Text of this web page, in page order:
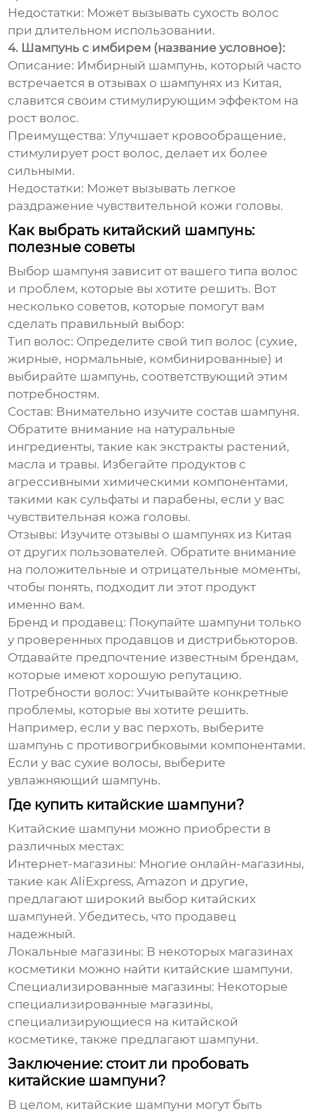
Недостатки: Может вызывать сухость волос
при длительном использовании.
4. Шампунь с имбирем (название условное):
Описание: Имбирный шампунь, который часто
встречается в отзывах о шампунях из Китая,
славится своим стимулирующим эффектом на
рост волос.
Преимущества: Улучшает кровообращение,
стимулирует рост волос, делает их более
сильными.
Недостатки: Может вызывать легкое
раздражение чувствительной кожи головы.
Как выбрать китайский шампунь:
полезные советы
Выбор шампуня зависит от вашего типа волос
и проблем, которые вы хотите решить. Вот
несколько советов, которые помогут вам
сделать правильный выбор:
Тип волос: Определите свой тип волос (сухие,
жирные, нормальные, комбинированные) и
выбирайте шампунь, соответствующий этим
потребностям.
Состав: Внимательно изучите состав шампуня.
Обратите внимание на натуральные
ингредиенты, такие как экстракты растений,
масла и травы. Избегайте продуктов с
агрессивными химическими компонентами,
такими как сульфаты и парабены, если у вас
чувствительная кожа головы.
Отзывы: Изучите отзывы о шампунях из Китая
от других пользователей. Обратите внимание
на положительные и отрицательные моменты,
чтобы понять, подходит ли этот продукт
именно вам.
Бренд и продавец: Покупайте шампуни только
у проверенных продавцов и дистрибьюторов.
Отдавайте предпочтение известным брендам,
которые имеют хорошую репутацию.
Потребности волос: Учитывайте конкретные
проблемы, которые вы хотите решить.
Например, если у вас перхоть, выберите
шампунь с противогрибковыми компонентами.
Если у вас сухие волосы, выберите
увлажняющий шампунь.
Где купить китайские шампуни?
Китайские шампуни можно приобрести в
различных местах:
Интернет-магазины: Многие онлайн-магазины,
такие как AliExpress, Amazon и другие,
предлагают широкий выбор китайских
шампуней. Убедитесь, что продавец
надежный.
Локальные магазины: В некоторых магазинах
косметики можно найти китайские шампуни.
Специализированные магазины: Некоторые
специализированные магазины,
специализирующиеся на китайской
косметике, также предлагают шампуни.
Заключение: стоит ли пробовать
китайские шампуни?
В целом, китайские шампуни могут быть